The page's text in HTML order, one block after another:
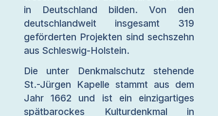
in Deutschland bilden. Von den
deutschlandweit insgesamt 319
geförderten Projekten sind sechszehn
aus Schleswig-Holstein.
Die unter Denkmalschutz stehende
St.-Jürgen Kapelle stammt aus dem
Jahr 1662 und ist ein einzigartiges
spätbarockes Kulturdenkmal in